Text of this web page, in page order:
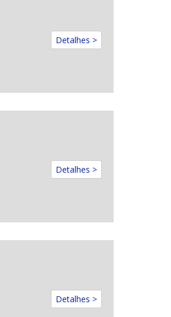
Detalhes >
Detalhes >
Detalhes >